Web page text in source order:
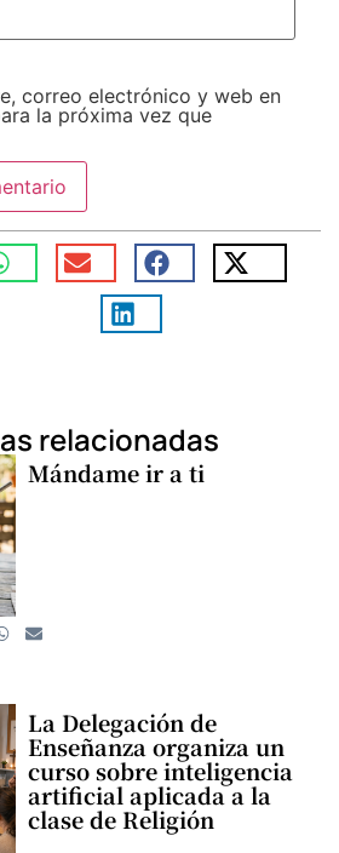
correo electrónico y web en
la próxima vez que
relacionadas
Mándame ir a ti
La Delegación de
Enseñanza organiza un
curso sobre inteligencia
artificial aplicada a la
clase de Religión